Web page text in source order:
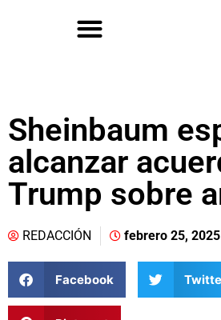
Sheinbaum
alcanzar
Trump sobre
REDACCIÓN febrero 25, 2025
Facebook